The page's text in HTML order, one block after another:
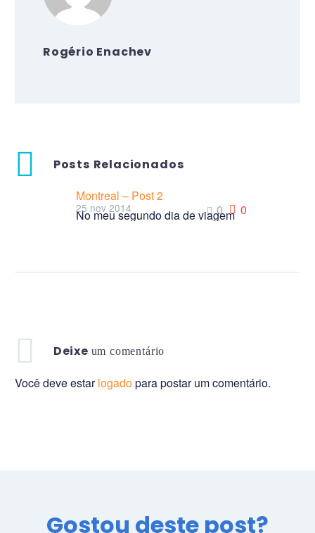
Rogério Enachev
Posts Relacionados
Montreal – Post 2
No meu segundo dia de viagem
cidade, construída…
0 0
25 nov 2014
Deixe um comentário
Você deve estarlogadopara postar um comentário.
Gostou deste post?